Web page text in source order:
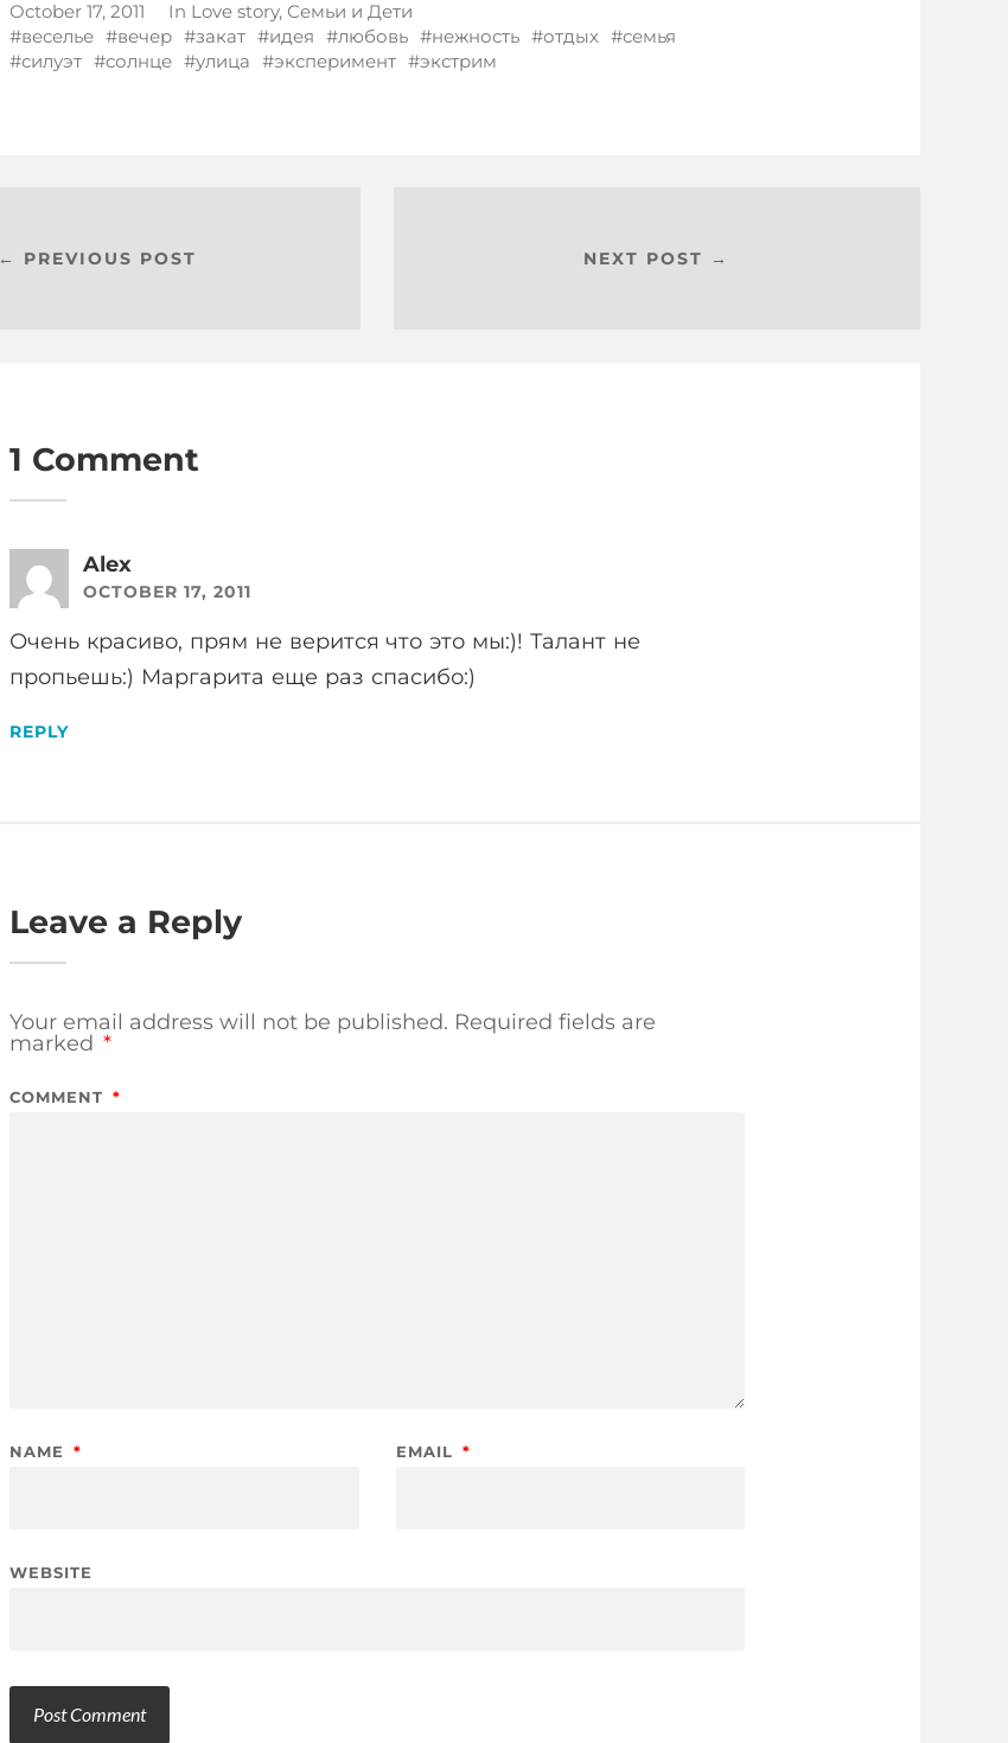
October 17, 2011 In Love story, Семьи и Дети
веселье
вечер закат идея любовь нежность отдых
семья
силуэт
солнце улица эксперимент экстрим
← PREVIOUS POST NEXT POST →
1 Comment
Alex
OCTOBER 17, 2011
Очень красиво, прям не верится что это мы:)! Талант не
пропьешь:) Маргарита еще раз спасибо:)
REPLY
Leave a Reply
Your email address will not be published. Required fields are
marked *
COMMENT *
NAME * EMAIL *
WEBSITE